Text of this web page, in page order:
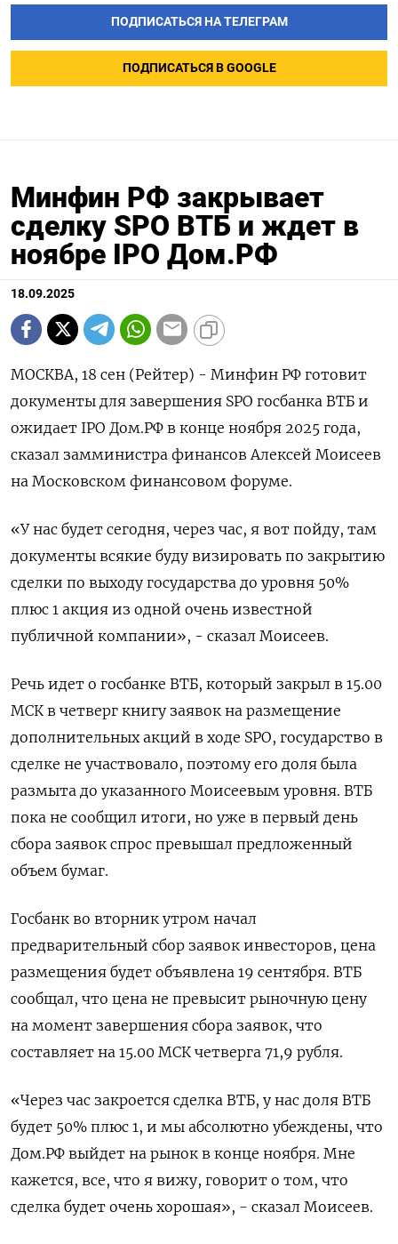
ПОДПИСАТЬСЯ НА ТЕЛЕГРАМ
ПОДПИСАТЬСЯ В GOOGLE
Минфин РФ закрывает
сделку SPO ВТБ и ждет в
ноябре IPO Дом.РФ
18.09.2025
МОСКВА, 18 сен (Рейтер) - Минфин РФ готовит
документы для завершения SPO госбанка ВТБ и
ожидает IPO Дом.РФ в конце ноября 2025 года,
сказал замминистра финансов Алексей Моисеев
на Московском финансовом форуме.
«У нас будет сегодня, через час, я вот пойду, там
документы всякие буду визировать по закрытию
сделки по выходу государства до уровня 50%
плюс 1 акция из одной очень известной
публичной компании», - сказал Моисеев.
Речь идет о госбанке ВТБ, который закрыл в 15.00
МСК в четверг книгу заявок на размещение
дополнительных акций в ходе SPO, государство в
сделке не участвовало, поэтому его доля была
размыта до указанного Моисеевым уровня. ВТБ
пока не сообщил итоги, но уже в первый день
сбора заявок спрос превышал предложенный
объем бумаг.
Госбанк во вторник утром начал
предварительный сбор заявок инвесторов, цена
размещения будет объявлена 19 сентября. ВТБ
сообщал, что цена не превысит рыночную цену
на момент завершения сбора заявок, что
составляет на 15.00 МСК четверга 71,9 рубля.
«Через час закроется сделка ВТБ, у нас доля ВТБ
будет 50% плюс 1, и мы абсолютно убеждены, что
Дом.РФ выйдет на рынок в конце ноября. Мне
кажется, все, что я вижу, говорит о том, что
сделка будет очень хорошая», - сказал Моисеев.